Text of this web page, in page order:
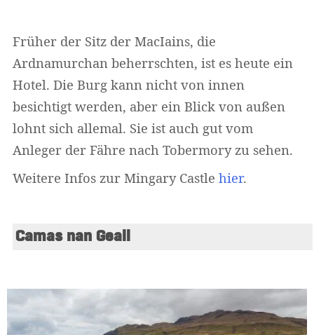
Früher der Sitz der MacIains, die
Ardnamurchan beherrschten, ist es heute ein
Hotel. Die Burg kann nicht von innen
besichtigt werden, aber ein Blick von außen
lohnt sich allemal. Sie ist auch gut vom
Anleger der Fähre nach Tobermory zu sehen.
Weitere Infos zur Mingary Castle hier.
Camas nan Geall
Widerruf bestätigen